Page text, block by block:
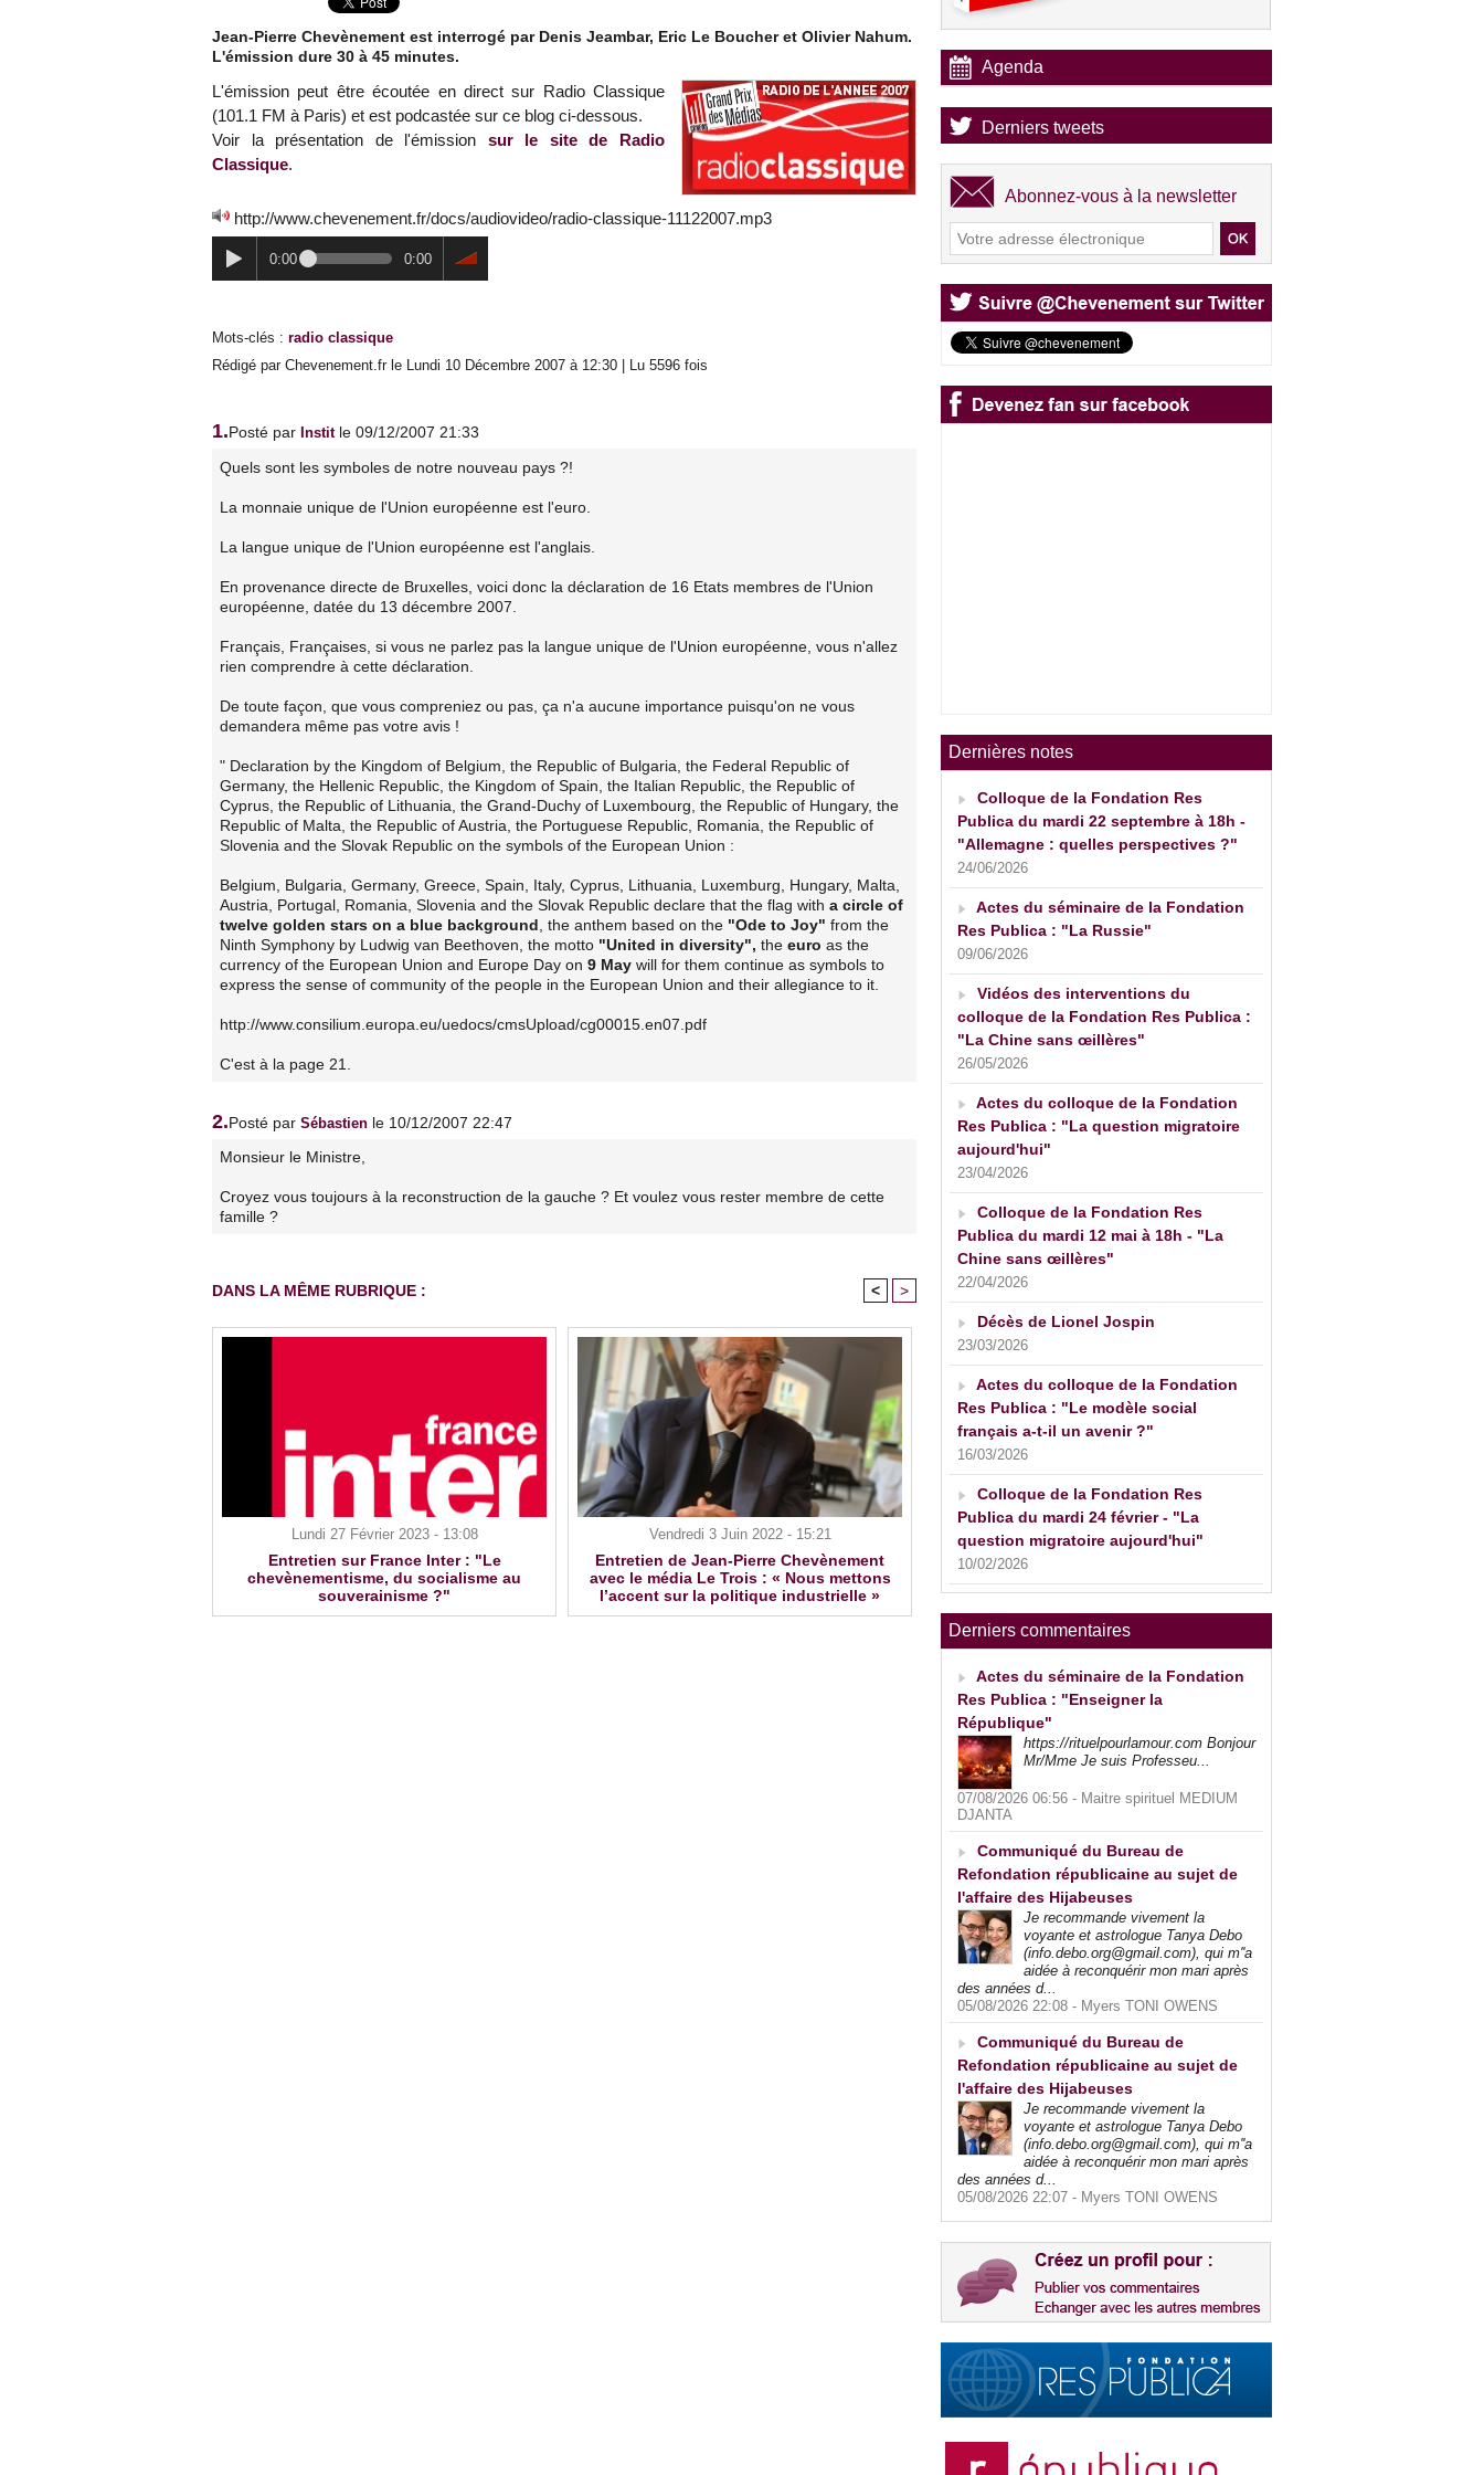
Jean-Pierre Chevènement est interrogé par Denis Jeambar, Eric Le Boucher et Olivier Nahum.
L'émission dure 30 à 45 minutes.
L'émission peut être écoutée en direct sur Radio Classique
(101.1 FM à Paris) et est podcastée sur ce blog ci-dessous.
Voir la présentation de l'émission sur le site de Radio
Classique.
http://www.chevenement.fr/docs/audiovideo/radio-classique-11122007.mp3
0:00 0:00
Mots-clés : radio classique
Rédigé par Chevenement.fr le Lundi 10 Décembre 2007 à 12:30 | Lu 5596 fois
1.Posté par Instit le 09/12/2007 21:33
Quels sont les symboles de notre nouveau pays ?!
La monnaie unique de l'Union européenne est l'euro.
La langue unique de l'Union européenne est l'anglais.
En provenance directe de Bruxelles, voici donc la déclaration de 16 Etats membres de l'Union
européenne, datée du 13 décembre 2007.
Français, Françaises, si vous ne parlez pas la langue unique de l'Union européenne, vous n'allez
rien comprendre à cette déclaration.
De toute façon, que vous compreniez ou pas, ça n'a aucune importance puisqu'on ne vous
demandera même pas votre avis !
" Declaration by the Kingdom of Belgium, the Republic of Bulgaria, the Federal Republic of
Germany, the Hellenic Republic, the Kingdom of Spain, the Italian Republic, the Republic of
Cyprus, the Republic of Lithuania, the Grand-Duchy of Luxembourg, the Republic of Hungary, the
Republic of Malta, the Republic of Austria, the Portuguese Republic, Romania, the Republic of
Slovenia and the Slovak Republic on the symbols of the European Union :
Belgium, Bulgaria, Germany, Greece, Spain, Italy, Cyprus, Lithuania, Luxemburg, Hungary, Malta,
Austria, Portugal, Romania, Slovenia and the Slovak Republic declare that the flag witha circle of
twelve golden stars on a blue background , the anthem based on the "Ode to Joy" from the
Ninth Symphony by Ludwig van Beethoven, the motto "United in diversity",theeuro as the
currency of the European Union and Europe Day on9 Maywill for them continue as symbols to
express the sense of community of the people in the European Union and their allegiance to it.
http://www.consilium.europa.eu/uedocs/cmsUpload/cg00015.en07.pdf
C'est à la page 21.
2.Posté par Sébastien le 10/12/2007 22:47
Monsieur le Ministre,
Croyez vous toujours à la reconstruction de la gauche ? Et voulez vous rester membre de cette
famille ?
DANS LA MÊME RUBRIQUE : < >
Lundi 27 Février 2023 - 13:08
Entretien sur France Inter : "Le
chevènementisme, du socialisme au
souverainisme ?"
Vendredi 3 Juin 2022 - 15:21
Entretien de Jean-Pierre Chevènement
avec le média Le Trois : « Nous mettons
l’accent sur la politique industrielle »
Agenda
Derniers tweets
Abonnez-vous à la newsletter
Dernières notes
Colloque de la Fondation Res
Publica du mardi 22 septembre à 18h -
"Allemagne : quelles perspectives ?"
24/06/2026
Actes du séminaire de la Fondation
Res Publica : "La Russie"
09/06/2026
Vidéos des interventions du
colloque de la Fondation Res Publica :
"La Chine sans œillères"
26/05/2026
Actes du colloque de la Fondation
Res Publica : "La question migratoire
aujourd'hui"
23/04/2026
Colloque de la Fondation Res
Publica du mardi 12 mai à 18h - "La
Chine sans œillères"
22/04/2026
Décès de Lionel Jospin
23/03/2026
Actes du colloque de la Fondation
Res Publica : "Le modèle social
français a-t-il un avenir ?"
16/03/2026
Colloque de la Fondation Res
Publica du mardi 24 février - "La
question migratoire aujourd'hui"
10/02/2026
Derniers commentaires
Actes du séminaire de la Fondation
Res Publica : "Enseigner la
République"
https://rituelpourlamour.com Bonjour
Mr/Mme Je suis Professeu...
07/08/2026 06:56 - Maitre spirituel MEDIUM
DJANTA
Communiqué du Bureau de
Refondation républicaine au sujet de
l'affaire des Hijabeuses
Je recommande vivement la
voyante et astrologue Tanya Debo
(info.debo.org@gmail.com), qui m''a
aidée à reconquérir mon mari après
des années d...
05/08/2026 22:08 - Myers TONI OWENS
Communiqué du Bureau de
Refondation républicaine au sujet de
l'affaire des Hijabeuses
Je recommande vivement la
voyante et astrologue Tanya Debo
(info.debo.org@gmail.com), qui m''a
aidée à reconquérir mon mari après
des années d...
05/08/2026 22:07 - Myers TONI OWENS